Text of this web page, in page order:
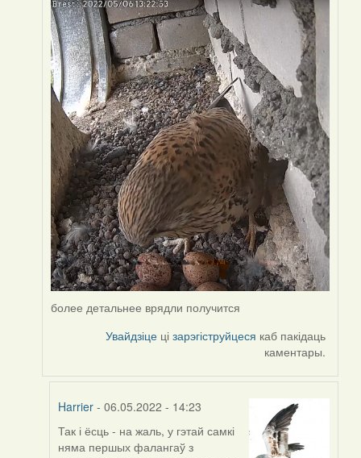
In
reply
to
by
Harrier
более детальнее врядли получится
Увайдзіце цізарэгіструйцеся каб пакідаць
каментары.
Harrier - 06.05.2022 - 14:23
In
reply
Так і ёсць - на жаль, у гэтай самкі
няма першых фалангаў з